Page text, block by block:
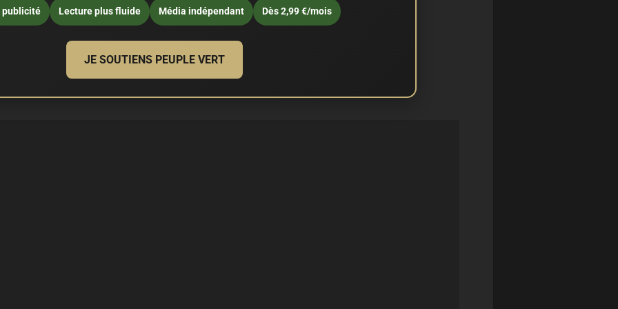
publicité Lecture plus fluide Média indépendant Dès 2,99 €/mois
JE SOUTIENS PEUPLE VERT